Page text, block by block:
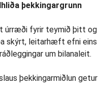
þekkingargrunn
fyrir teymið þitt og
skýrt, leitarhæft efni
um bilanaleit.
þekkingarmiðlun